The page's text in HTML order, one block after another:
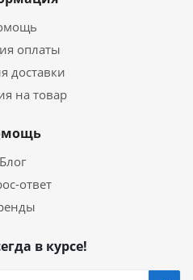
оплаты
доставки
на товар
Блог
ответ
в курсе!